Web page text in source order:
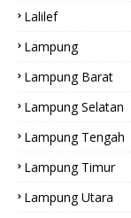
Lalilef
Lampung
Lampung Barat
Lampung Selatan
Lampung Tengah
Lampung Timur
Lampung Utara